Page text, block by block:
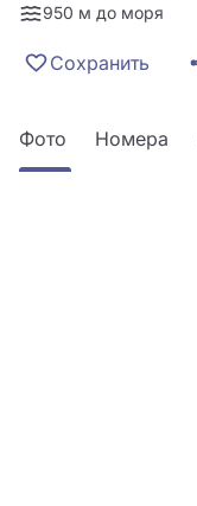
950 м до моря
Сохранить
Фото Номера